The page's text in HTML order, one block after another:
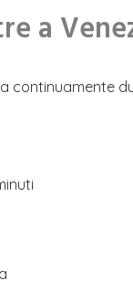
a
continuamente